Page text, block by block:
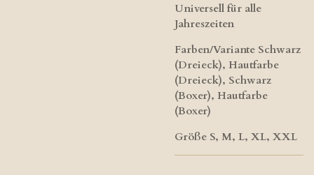
Universell für alle
Jahreszeiten
Farben/Variante Schwarz
(Dreieck), Hautfarbe
(Dreieck), Schwarz
(Boxer), Hautfarbe
(Boxer)
Größe S, M, L, XL, XXL